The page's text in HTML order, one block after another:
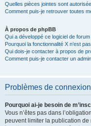
Quelles pièces jointes sont
Comment puis-je retrouver toutes
À propos de phpBB
Qui a développé ce logiciel de
Pourquoi la fonctionnalité X n’est
Qui dois-je contacter à propos de
Comment puis-je contacter un
Problèmes de
Pourquoi ai-je besoin de
Vous n’êtes pas dans
peuvent limiter la publication